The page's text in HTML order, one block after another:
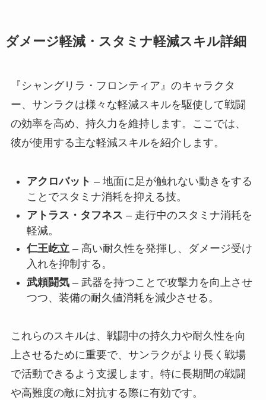
ダメージ軽減・スタミナ軽減スキル詳細
『シャングリラ・フロンティア』のキャラクタ
ー、サンラクは様々な軽減スキルを駆使して戦闘
の効率を高め、持久力を維持します。ここでは、
彼が使用する主な軽減スキルを紹介します。
アクロバット – 地面に足が触れない動きをする
ことでスタミナ消耗を抑える技。
アトラス・タフネス – 走行中のスタミナ消耗を
軽減。
仁王屹立– 高い耐久性を発揮し、ダメージ受け
入れを抑制する。
武頼闘気– 武器を持つことで攻撃力を向上させ
つつ、装備の耐久値消耗を減少させる。
これらのスキルは、戦闘中の持久力や耐久性を向
上させるために重要で、サンラクがより長く戦場
で活動できるよう支援します。特に長期間の戦闘
や高難度の敵に対抗する際に有効です。